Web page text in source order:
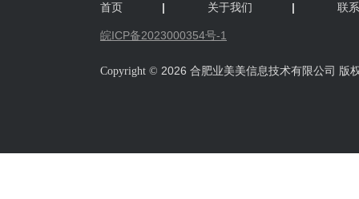
首页 | 关于我们 | 联
皖ICP备2023000354号-1
Copyright © 2026 合肥业美美信息技术有限公司 版